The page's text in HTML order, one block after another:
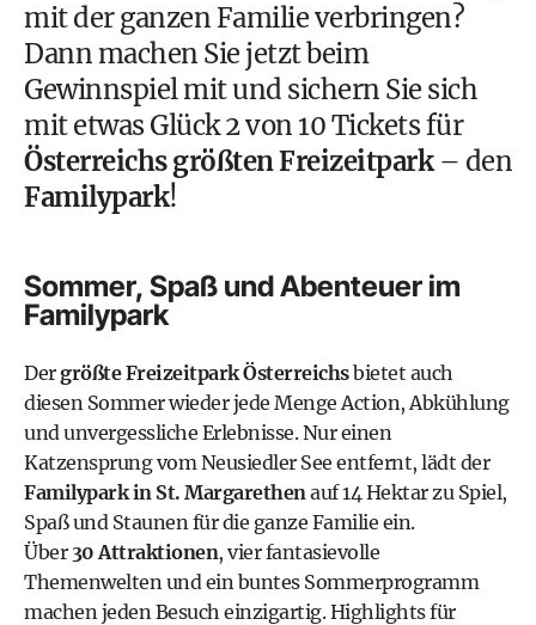
mit der ganzen Familie verbringen?
Dann machen Sie jetzt beim
Gewinnspiel mit und sichern Sie sich
mit etwas Glück 2 von 10 Tickets für
Österreichs größten Freizeitpark– den
Familypark!
Sommer, Spaß und Abenteuer im
Familypark
Dergrößte Freizeitpark Österreichsbietet auch
diesen Sommer wieder jede Menge Action, Abkühlung
und unvergessliche Erlebnisse. Nur einen
Katzensprung vom Neusiedler See entfernt, lädt der
Familypark in St. Margarethenauf 14 Hektar zu Spiel,
Spaß und Staunen für die ganze Familie ein.
Über 30 Attraktionen, vier fantasievolle
Themenwelten und ein buntes Sommerprogramm
machen jeden Besuch einzigartig. Highlights für